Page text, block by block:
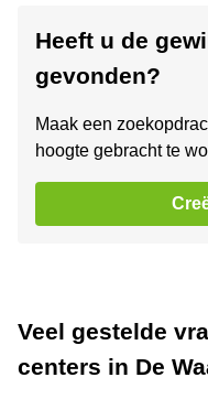
Heeft u de
gevonden?
Maak een
hoogte gebracht te
Veel gestelde
centers in De